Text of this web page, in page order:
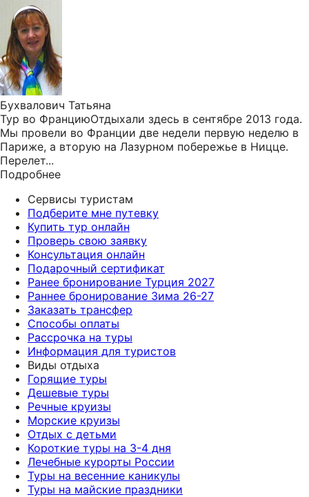
Бухвалович Татьяна
Тур во ФранциюОтдыхали здесь в сентябре 2013 года.
Мы провели во Франции две недели первую неделю в
Париже, а вторую на Лазурном побережье в Ницце.
Перелет...
Подробнее
Сервисы туристам
Подберите мне путевку
Купить тур онлайн
Проверь свою заявку
Консультация онлайн
Подарочный сертификат
Ранее бронирование Турция 2027
Раннее бронирование Зима 26-27
Заказать трансфер
Способы оплаты
Рассрочка на туры
Информация для туристов
Виды отдыха
Горящие туры
Дешевые туры
Речные круизы
Морские круизы
Отдых с детьми
Короткие туры на 3-4 дня
Лечебные курорты России
Туры на весенние каникулы
Туры на майские праздники